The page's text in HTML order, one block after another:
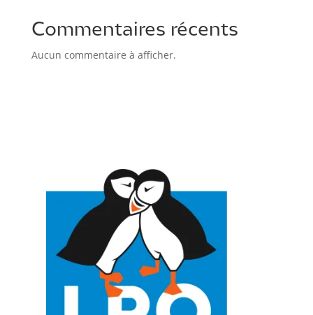
Commentaires récents
Aucun commentaire à afficher.